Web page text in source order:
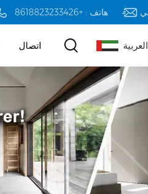
هاتف : +8618823233426
اتصال العربية
English
русский
español
العربية